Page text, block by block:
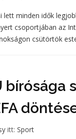
lett minden idők
csoportjában az
csütörtök
bírósága
itt: Sport